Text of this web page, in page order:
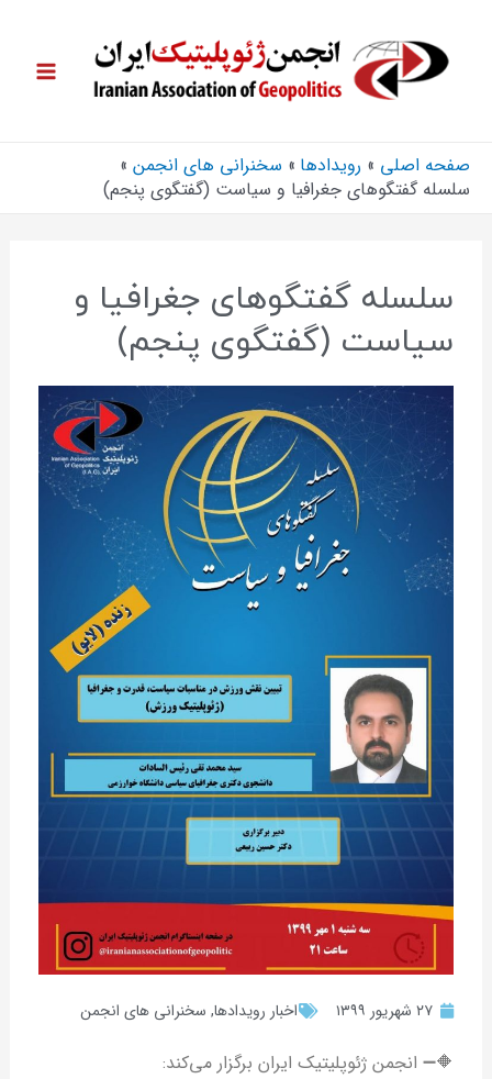
صفحه اصلی رویدادها
سخنرانی های انجمن
سلسله گفتگوهای جغرافیا و سیاست (گفتگوی پنجم)
سلسله گفتگوهای جغرافیا و
سیاست (گفتگوی پنجم)
۲۷ شهریور ۱۳۹۹ اخبار رویدادها, سخنرانی های انجمن
🔶➖ انجمن ژئوپلیتیک ایران برگزار می‌کند: